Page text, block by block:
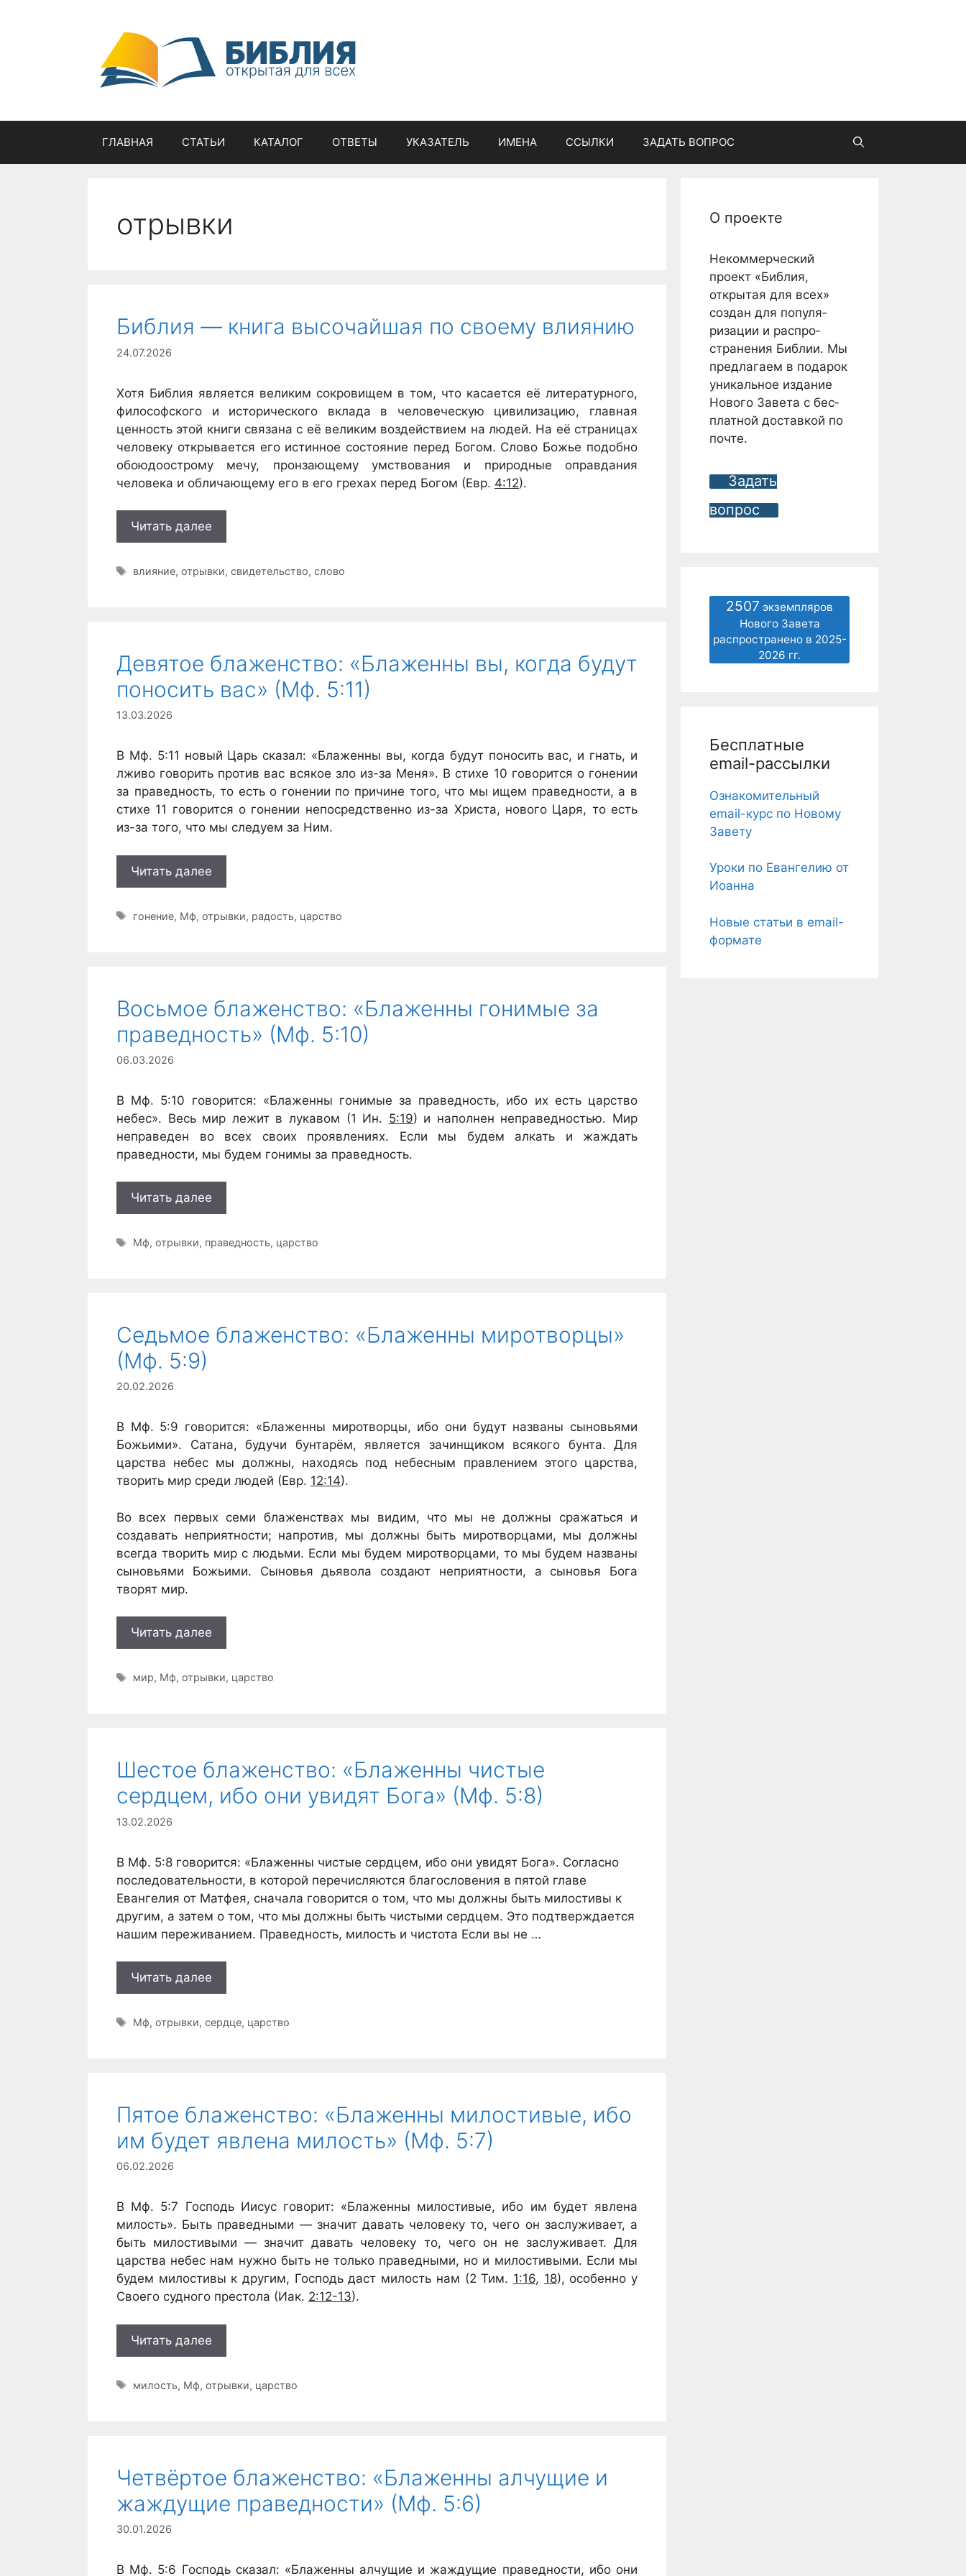
ГЛАВНАЯ СТАТЬИ КАТАЛОГ ОТВЕТЫ УКАЗАТЕЛЬ ИМЕНА ССЫЛКИ ЗАДАТЬ ВОПРОС
отрывки
Библия — книга высочайшая по своему влиянию
24.07.2026
Хотя Библия является великим сокровищем в том, что касается её литературного,
философского и исторического вклада в человеческую цивилизацию, главная
ценность этой книги связана с её великим воздействием на людей. На её страницах
человеку открывается его истинное состояние перед Богом. Слово Божье подобно
обоюдоострому мечу, пронзающему умствования и природные оправдания
человека и обличающему его в его грехах перед Богом (Евр. 4:12).
Читать далее
Метки
влияние,отрывки,свидетельство,слово
Девятое блаженство: «Блаженны вы, когда будут
поносить вас» (Мф. 5:11)
13.03.2026
В Мф. 5:11 новый Царь сказал: «Блаженны вы, когда будут поносить вас, и гнать, и
лживо говорить против вас всякое зло из-за Меня». В стихе 10 говорится о гонении
за праведность, то есть о гонении по причине того, что мы ищем праведности, а в
стихе 11 говорится о гонении непосредственно из-за Христа, нового Царя, то есть
из-за того, что мы следуем за Ним.
Читать далее
Метки
гонение, Мф,отрывки, радость, царство
Восьмое блаженство: «Блаженны гонимые за
праведность» (Мф. 5:10)
06.03.2026
В Мф. 5:10 говорится: «Блаженны гонимые за праведность, ибо их есть царство
небес». Весь мир лежит в лукавом (1 Ин. 5:19) и наполнен неправедностью. Мир
неправеден во всех своих проявлениях. Если мы будем алкать и жаждать
праведности, мы будем гонимы за праведность.
Читать далее
Метки
Мф,отрывки, праведность, царство
Седьмое блаженство: «Блаженны миротворцы»
(Мф. 5:9)
20.02.2026
В Мф. 5:9 говорится: «Блаженны миротворцы, ибо они будут названы сыновьями
Божьими». Сатана, будучи бунтарём, является зачинщиком всякого бунта. Для
царства небес мы должны, находясь под небесным правлением этого царства,
творить мир среди людей (Евр. 12:14).
Во всех первых семи блаженствах мы видим, что мы не должны сражаться и
создавать неприятности; напротив, мы должны быть миротворцами, мы должны
всегда творить мир с людьми. Если мы будем миротворцами, то мы будем названы
сыновьями Божьими. Сыновья дьявола создают неприятности, а сыновья Бога
творят мир.
Читать далее
Метки
мир, Мф,отрывки, царство
Шестое блаженство: «Блаженны чистые
сердцем, ибо они увидят Бога» (Мф. 5:8)
13.02.2026
В Мф. 5:8 говорится: «Блаженны чистые сердцем, ибо они увидят Бога». Согласно
последовательности, в которой перечисляются благословения в пятой главе
Евангелия от Матфея, сначала говорится о том, что мы должны быть милостивы к
другим, а затем о том, что мы должны быть чистыми сердцем. Это подтверждается
нашим переживанием. Праведность, милость и чистота Если вы не …
Читать далее
Метки
Мф,отрывки,сердце, царство
Пятое блаженство: «Блаженны милостивые, ибо
им будет явлена милость» (Мф. 5:7)
06.02.2026
В Мф. 5:7 Господь Иисус говорит: «Блаженны милостивые, ибо им будет явлена
милость». Быть праведными — значит давать человеку то, чего он заслуживает, а
быть милостивыми — значит давать человеку то, чего он не заслуживает. Для
царства небес нам нужно быть не только праведными, но и милостивыми. Если мы
будем милостивы к другим, Господь даст милость нам (2 Тим. 1:16, 18), особенно у
Своего судного престола (Иак. 2:12-13).
Читать далее
Метки
милость, Мф,отрывки, царство
Четвёртое блаженство: «Блаженны алчущие и
жаждущие праведности» (Мф. 5:6)
30.01.2026
В Мф. 5:6 Господь сказал: «Блаженны алчущие и жаждущие праведности, ибо они
О проекте
Некоммерческий
проект «Библия,
открытая для всех»
создан для популя­
ризации и распро­
странения Библии. Мы
предлагаем в подарок
уникальное издание
Нового Завета с бес­
платной доставкой по
почте.
Задать
вопрос
2507 экземпляров
Нового Завета
распространено в 2025-
2026 гг.
Бесплатные
email-рассылки
Ознакомительный
email-курс по Новому
Завету
Уроки по Евангелию от
Иоанна
Новые статьи в email-
формате